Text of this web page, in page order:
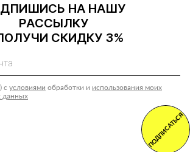
НА НАШУ
РАССЫЛКУ
СКИДКУ 3%
с условиями обработки и использования моих
данных
ПОДПИСАТЬСЯ